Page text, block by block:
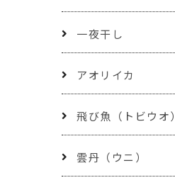
一夜干し
アオリイカ
飛び魚（トビウオ）
雲丹（ウニ）